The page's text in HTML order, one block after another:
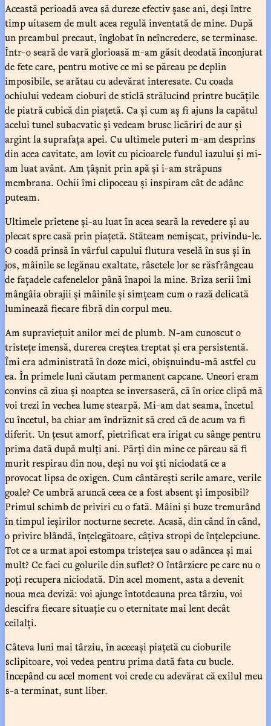
Această perioadă avea să dureze efectiv șase ani, deși între
timp uitasem de mult acea regulă inventată de mine. După
un preambul precaut, înglobat în neîncredere, se terminase.
Într-o seară de vară glorioasă m-am găsit deodată înconjurat
de fete care, pentru motive ce mi se păreau pe deplin
imposibile, se arătau cu adevărat interesate. Cu coada
ochiului vedeam cioburi de sticlă strălucind printre bucățile
de piatră cubică din piațetă. Ca și cum aș fi ajuns la capătul
acelui tunel subacvatic și vedeam brusc licăriri de aur și
argint la suprafața apei. Cu ultimele puteri m-am desprins
din acea cavitate, am lovit cu picioarele fundul iazului și mi-
am luat avânt. Am țâșnit prin apă și i-am străpuns
membrana. Ochii îmi clipoceau și inspiram cât de adânc
puteam.
Ultimele prietene și-au luat în acea seară la revedere și au
plecat spre casă prin piațetă. Stăteam nemișcat, privindu-le.
O coadă prinsă în vârful capului flutura veselă în sus și în
jos, mâinile se legănau exaltate, râsetele lor se răsfrângeau
de fațadele cafenelelor până înapoi la mine. Briza serii îmi
mângâia obrajii și mâinile și simțeam cum o rază delicată
luminează fiecare fibră din corpul meu.
Am supraviețuit anilor mei de plumb. N-am cunoscut o
tristețe imensă, durerea creștea treptat și era persistentă.
Îmi era administrată în doze mici, obișnuindu-mă astfel cu
ea. În primele luni căutam permanent capcane. Uneori eram
convins că ziua și noaptea se inversaseră, că în orice clipă mă
voi trezi în vechea lume stearpă. Mi-am dat seama, încetul
cu încetul, ba chiar am îndrăznit să cred că de acum va fi
diferit. Un țesut amorf, pietrificat era irigat cu sânge pentru
prima dată după mulți ani. Părți din mine ce păreau să fi
murit respirau din nou, deși nu voi ști niciodată ce a
provocat lipsa de oxigen. Cum cântărești serile amare, verile
goale? Ce umbră aruncă ceea ce a fost absent și imposibil?
Primul schimb de priviri cu o fată. Mâini și buze tremurând
în timpul ieșirilor nocturne secrete. Acasă, din când în când,
o privire blândă, înțelegătoare, câțiva stropi de înțelepciune.
Tot ce a urmat apoi estompa tristețea sau o adâncea și mai
mult? Ce faci cu golurile din suflet? O întârziere pe care nu o
poți recupera niciodată. Din acel moment, asta a devenit
noua mea deviză: voi ajunge întotdeauna prea târziu, voi
descifra fiecare situație cu o eternitate mai lent decât
ceilalți.
Câteva luni mai târziu, în aceeași piațetă cu cioburile
sclipitoare, voi vedea pentru prima dată fata cu bucle.
Începând cu acel moment voi crede cu adevărat că exilul meu
s-a terminat, sunt liber.